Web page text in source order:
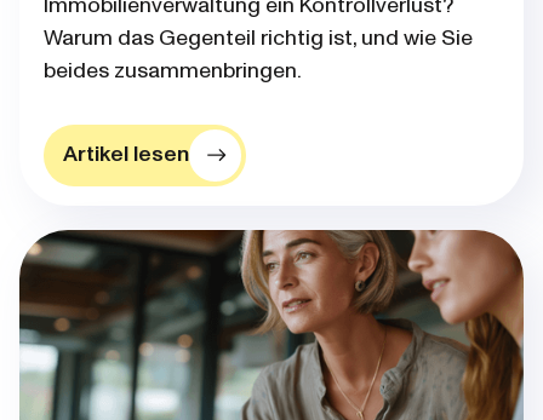
Immobilienverwaltung ein Kontrollverlust?
Warum das Gegenteil richtig ist, und wie Sie
beides zusammenbringen.
Artikel lesen
Blog post thumbnail